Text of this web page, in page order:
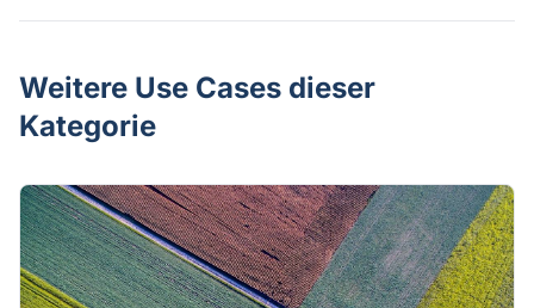
Weitere Use Cases dieser
Kategorie